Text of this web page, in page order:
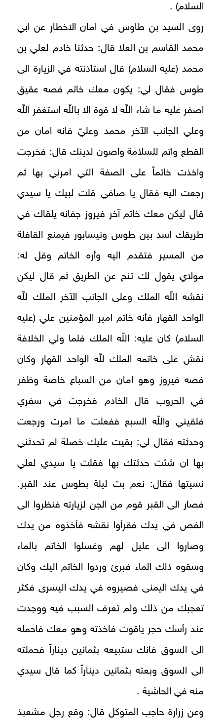
السلام) .
روى السيد بن طاوس في امان الاخطار عن ابي
محمد القاسم بن العلا قال: حدثنا خادم لعلي بن
محمد (عليه السلام) قال استأذنته في الزيارة الى
طوس فقال لي: يكون معك خاتم فصه عقيق
اصفر عليه ما شاء اللّه لا قوة الا باللّه استغفر اللّه
وعلي الجانب الآخر محمد وعليّ فانه امان من
القطع واتم للسلامة واصون لدينك قال: فخرجت
واخذت خاتماً على الصفة التي امرني بها ثم
رجعت اليه فقال يا صافي قلت لبيك يا سيدي
قال ليكن معك خاتم آخر فيروز جفانه يلقاك في
طريقك اسد بين طوس ونيسابور فيمنع القافلة
من المسير فتقدم اليه وأره الخاتم وقل له:
مولاي يقول لك تنح عن الطريق ثم قال ليكن
نقشه اللّه الملك وعلى الجانب الآخر الملك للّه
الواحد القهار فأنه خاتم امير المؤمنين علي (عليه
السلام) كان عليه: اللّه الملك فلما ولي الخلافة
نقش على خاتمه الملك للّه الواحد القهار وكان
فصه فيروز وهو امان من السباع خاصة وظفر
في الحروب قال الخادم فخرجت في سفري
فلقيني واللّه السبع ففعلت ما امرت ورجعت
وحدثته فقال لي: بقيت عليك خصلة لم تحدثني
بها ان شئت حدثتك بها فقلت يا سيدي لعلي
نسيتها فقال: نعم بت ليلة بطوس عند القبر.
فصار الى القبر قوم من الجن لزيارته فنظروا الى
الفص في يدك فقرأوا نقشه فأخذوه من يدك
وصاروا الى عليل لهم وغسلوا الخاتم بالماء
وسقوه ذلك الماء فبرئ وردوا الخاتم اليك وكان
في يدك اليمنى فصيروه في يدك اليسرى فكثر
تعجبك من ذلك ولم تعرف السبب فيه ووجدت
عند رأسك حجر ياقوت فاخذته وهو معك فاحمله
الى السوق فانك ستبيعه بثمانين ديناراً فحملته
الى السوق وبعته بثمانين ديناراً كما قال سيدي
منه في الحاشية .
وعن زرارة حاجب المتوكل قال: وقع رجل مشعبذ